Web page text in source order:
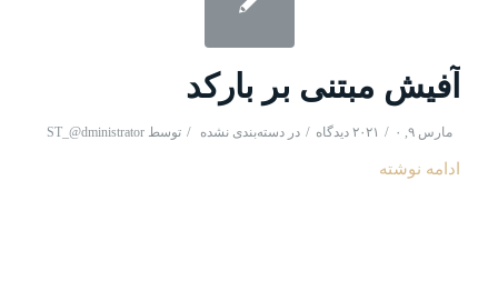
آفیش مبتنی بر بارکد
مارس ۹, ۲۰۲۱ / ۰ دیدگاه / دردسته‌بندی نشده / توسطST_@dministrator
ادامه نوشته